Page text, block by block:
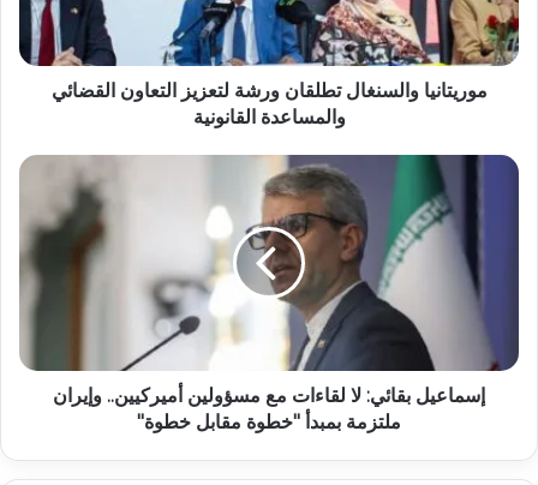
موريتانيا والسنغال تطلقان ورشة لتعزيز التعاون القضائي
والمساعدة القانونية
إسماعيل بقائي: لا لقاءات مع مسؤولين أميركيين.. وإيران
ملتزمة بمبدأ "خطوة مقابل خطوة"